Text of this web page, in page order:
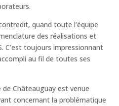
quand toute l’équipe
des réalisations et
C’est toujours impressionnant
au fil de toutes ses
Châteauguay est venue
concernant la problématique